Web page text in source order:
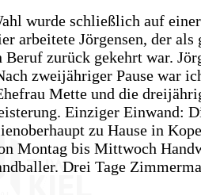
wurde schließlich auf
arbeitete Jörgensen, der als
zurück gekehrt war.
zweijähriger Pause war
Mette und die
Einziger Einwand:
zu Hause in
Montag bis Mittwoch
Drei Tage